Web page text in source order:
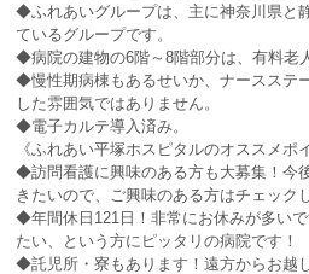
◆ふれあいグループは、主に神奈川県と
ているグループです。
◆病院の建物の6階～8階部分は、有料老
◆慢性期病棟もあるせいか、ナースステ
した雰囲気ではありません。
◆電子カルテ導入済み。
《ふれあい平塚ホスピタルのオススメポ
◆訪問看護に興味のある方も大募集！今
きたいので、ご興味のある方はチェック
◆年間休日121日！非常にお休みが多い
たい、という方にピッタリの病院です！
◆託児所・寮もあります！遠方からお越